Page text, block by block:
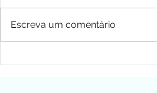
Escreva um comentário